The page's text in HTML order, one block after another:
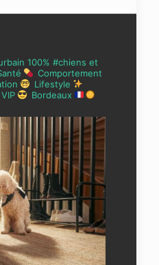
100% #chiens et
Comportement
Lifestyle
Bordeaux